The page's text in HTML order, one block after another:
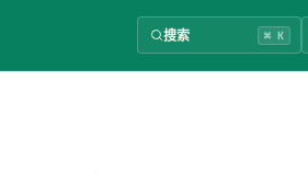
搜索 ⌘ K